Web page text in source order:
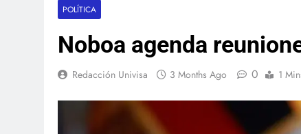
POLÍTICA
Noboa agenda
Redacción Univisa 3 Months Ago 0 1